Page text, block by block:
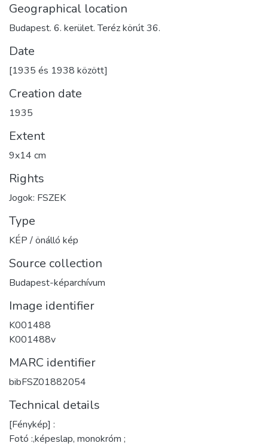
Geographical location
Budapest. 6. kerület. Teréz körút 36.
Date
[1935 és 1938 között]
Creation date
1935
Extent
9x14 cm
Rights
Jogok: FSZEK
Type
KÉP / önálló kép
Source collection
Budapest-képarchívum
Image identifier
K001488
K001488v
MARC identifier
bibFSZ01882054
Technical details
[Fénykép] :
Fotó :,képeslap, monokróm ;